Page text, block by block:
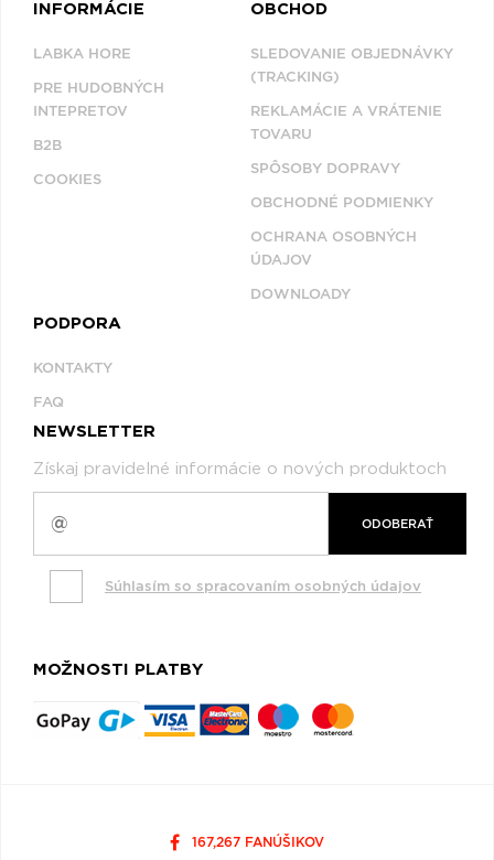
INFORMÁCIE
LABKA HORE
PRE HUDOBNÝCH
INTEPRETOV
B2B
COOKIES
OBCHOD
SLEDOVANIE OBJEDNÁVKY
(TRACKING)
REKLAMÁCIE A VRÁTENIE
TOVARU
SPÔSOBY DOPRAVY
OBCHODNÉ PODMIENKY
OCHRANA OSOBNÝCH
ÚDAJOV
DOWNLOADY
PODPORA
KONTAKTY
FAQ
NEWSLETTER
Získaj pravidelné informácie o nových produktoch
ODOBERAŤ
Súhlasím so spracovaním osobných údajov
MOŽNOSTI PLATBY
167,267 FANÚŠIKOV